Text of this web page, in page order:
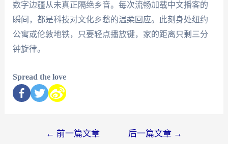
数字边疆从未真正隔绝乡音。每次流畅加载中文播客的
瞬间，都是科技对文化乡愁的温柔回应。此刻身处纽约
公寓或伦敦地铁，只要轻点播放键，家的距离只剩三分
钟旋律。
Spread the love
← 前一篇文章 后一篇文章 →